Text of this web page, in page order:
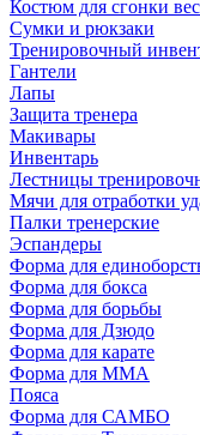
Костюм для сгонки
Сумки и рюкзаки
Тренировочный
Гантели
Лапы
Защита тренера
Макивары
Инвентарь
Лестницы
Мячи для отработки
Палки тренерские
Эспандеры
Форма для
Форма для бокса
Форма для борьбы
Форма для Дзюдо
Форма для карате
Форма для MMA
Пояса
Форма для САМБО